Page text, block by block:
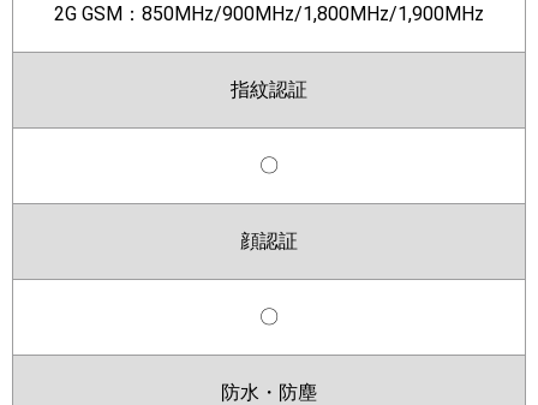
2G GSM：850MHz/900MHz/1,800MHz/1,900MHz
指紋認証
〇
顔認証
〇
防水・防塵